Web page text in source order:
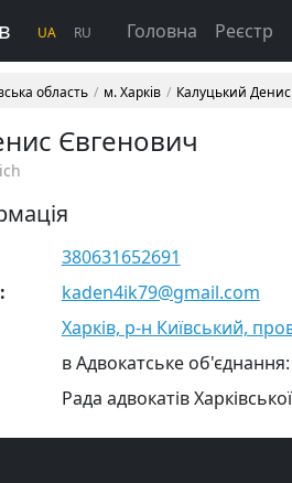
UA RU Головна Реєстр
область м. Харків Калуцький
Євгенович
380631652691
kaden4ik79@gmail.com
Харків, р-н Київський,
в Адвокатське
Рада адвокатів